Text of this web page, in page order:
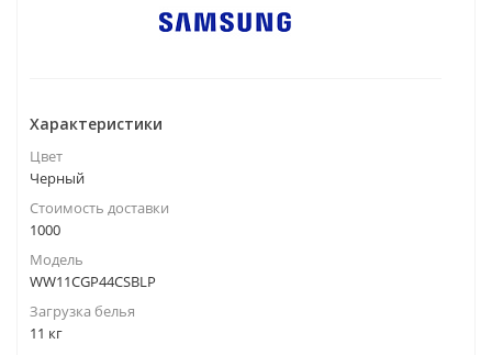
Характеристики
Цвет
Черный
Стоимость доставки
1000
Модель
WW11CGP44CSBLP
Загрузка белья
11 кг